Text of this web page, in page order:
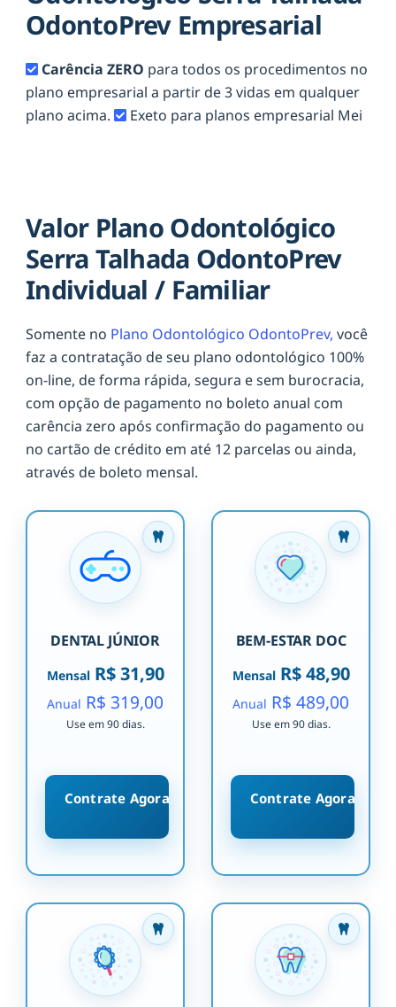
OdontoPrev Empresarial
Carência ZERO para todos os procedimentos no
plano empresarial a partir de 3 vidas em qualquer
plano acima.
Exeto para planos empresarial Mei
Valor Plano Odontológico
Serra Talhada OdontoPrev
Individual / Familiar
Somente no Plano Odontológico OdontoPrev, você
faz a contratação de seu plano odontológico 100%
on-line, de forma rápida, segura e sem burocracia,
com opção de pagamento no boleto anual com
carência zero após confirmação do pagamento ou
no cartão de crédito em até 12 parcelas ou ainda,
através de boleto mensal.
DENTAL JÚNIOR
MensalR$ 31,90
Anual R$ 319,00
Use em 90 dias.
Contrate Agora
BEM-ESTAR DOC
MensalR$ 48,90
Anual R$ 489,00
Use em 90 dias.
Contrate Agora